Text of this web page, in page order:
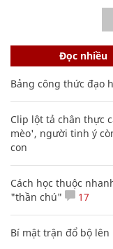
Đọc nhiều
Bảng công thức đạo
Clip lột tả chân thực
mèo', người tinh ý
con
Cách học thuộc
"thần chú"
17
Bí mật trận đổ bộ lên